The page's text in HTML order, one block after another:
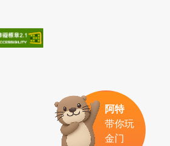
阿特
带你玩
金门